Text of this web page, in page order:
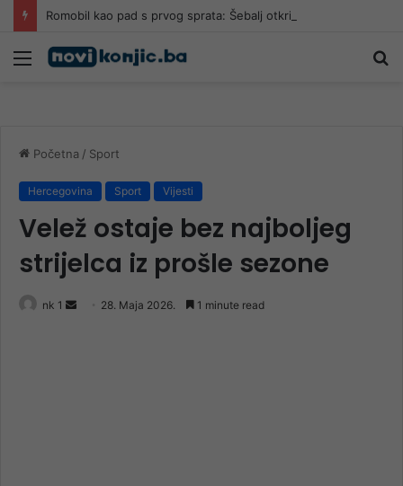
Romobil kao pad s prvog sprata: Šebalj otkrio opasnosti
Meni
Početna / Sport
Hercegovina Sport Vijesti
Velež ostaje bez najboljeg
strijelca iz prošle sezone
nk 1
Send 28. Maja 2026. 1 minute read